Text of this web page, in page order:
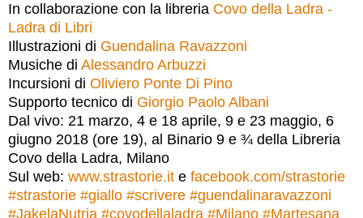
In collaborazione con la libreria Covo della Ladra -
Ladra di Libri
Illustrazioni di Guendalina Ravazzoni
Musiche di Alessandro Arbuzzi
Incursioni di Oliviero Ponte Di Pino
Supporto tecnico di Giorgio Paolo Albani
Dal vivo: 21 marzo, 4 e 18 aprile, 9 e 23 maggio, 6
giugno 2018 (ore 19), al Binario 9 e ¾ della Libreria
Covo della Ladra, Milano
Sul web: www.strastorie.it e facebook.com/strastorie
#strastorie #giallo #scrivere #guendalinaravazzoni
#JakelaNutria #covodellaladra #Milano #Martesana